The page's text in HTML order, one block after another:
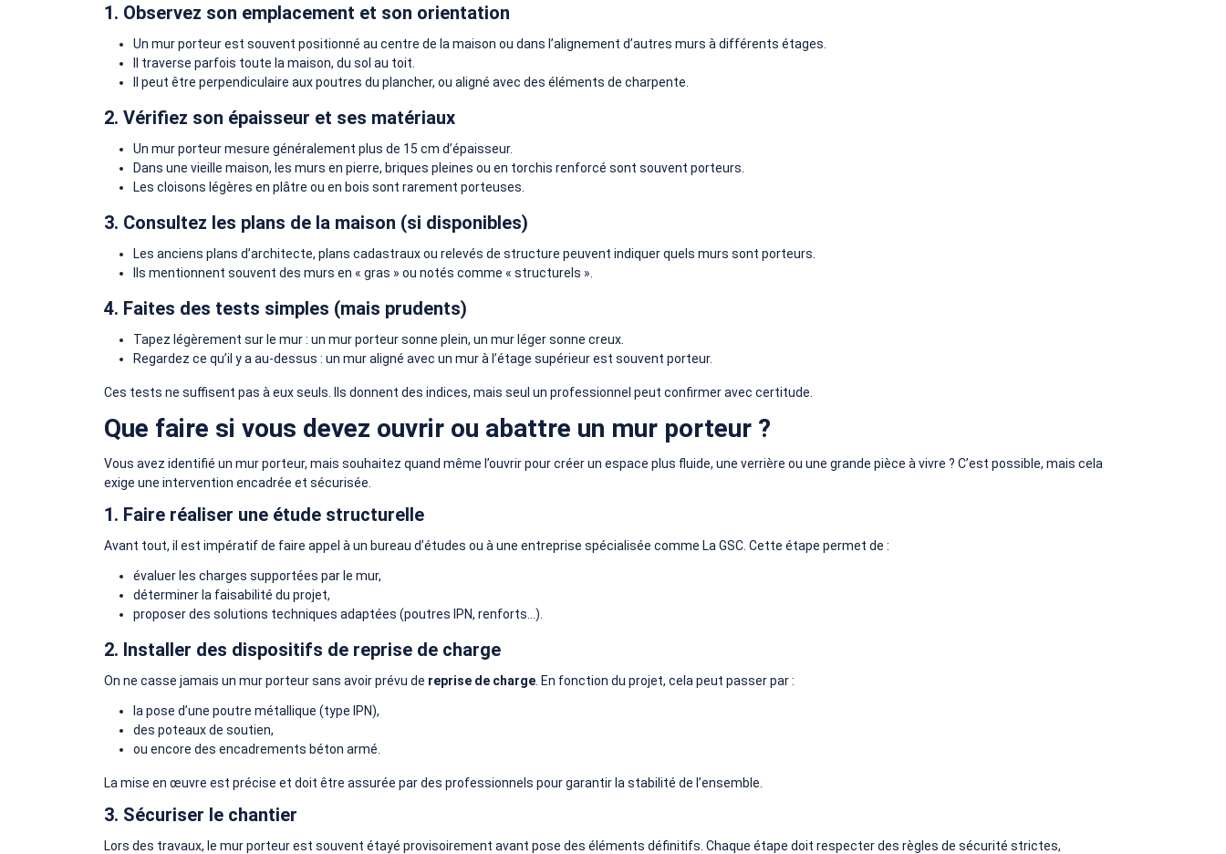
1. Observez son emplacement et son orientation
Un mur porteur est souvent positionné au centre de la maison ou dans l’alignement d’autres murs à différents étages.
Il traverse parfois toute la maison, du sol au toit.
Il peut être perpendiculaire aux poutres du plancher, ou aligné avec des éléments de charpente.
2. Vérifiez son épaisseur et ses matériaux
Un mur porteur mesure généralement plus de 15 cm d’épaisseur.
Dans une vieille maison, les murs en pierre, briques pleines ou en torchis renforcé sont souvent porteurs.
Les cloisons légères en plâtre ou en bois sont rarement porteuses.
3. Consultez les plans de la maison (si disponibles)
Les anciens plans d’architecte, plans cadastraux ou relevés de structure peuvent indiquer quels murs sont porteurs.
Ils mentionnent souvent des murs en « gras » ou notés comme « structurels ».
4. Faites des tests simples (mais prudents)
Tapez légèrement sur le mur : un mur porteur sonne plein, un mur léger sonne creux.
Regardez ce qu’il y a au-dessus : un mur aligné avec un mur à l’étage supérieur est souvent porteur.
Ces tests ne suffisent pas à eux seuls. Ils donnent des indices, mais seul un professionnel peut confirmer avec certitude.
Que faire si vous devez ouvrir ou abattre un mur porteur ?
Vous avez identifié un mur porteur, mais souhaitez quand même l’ouvrir pour créer un espace plus fluide, une verrière ou une grande pièce à vivre ? C’est possible, mais cela
exige une intervention encadrée et sécurisée.
1. Faire réaliser une étude structurelle
Avant tout, il est impératif de faire appel à un bureau d’études ou à une entreprise spécialisée comme La GSC. Cette étape permet de :
évaluer les charges supportées par le mur,
déterminer la faisabilité du projet,
proposer des solutions techniques adaptées (poutres IPN, renforts…).
2. Installer des dispositifs de reprise de charge
On ne casse jamais un mur porteur sans avoir prévu de reprise de charge . En fonction du projet, cela peut passer par :
la pose d’une poutre métallique (type IPN),
des poteaux de soutien,
ou encore des encadrements béton armé.
La mise en œuvre est précise et doit être assurée par des professionnels pour garantir la stabilité de l’ensemble.
3. Sécuriser le chantier
Lors des travaux, le mur porteur est souvent étayé provisoirement avant pose des éléments définitifs. Chaque étape doit respecter des règles de sécurité strictes,